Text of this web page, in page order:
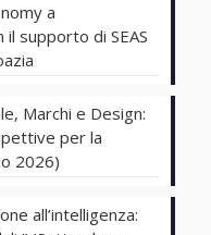
a
supporto di SEAS
Marchi e Design:
per la
2026)
all’intelligenza: